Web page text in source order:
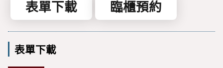
表單下載 臨櫃預約
表單下載